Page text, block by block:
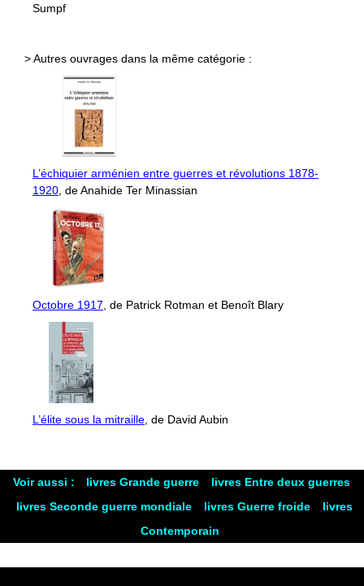
Sumpf
> Autres ouvrages dans la même catégorie :
L’échiquier arménien entre guerres et révolutions 1878-
1920 , de Anahide Ter Minassian
Octobre 1917 , de Patrick Rotman et Benoît Blary
L’élite sous la mitraille , de David Aubin
Voir aussi : livres Grande guerre
livres Entre deux guerres
livres Seconde guerre mondiale
livres Guerre froide
livres
Contemporain